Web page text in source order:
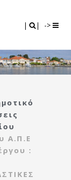
| | ->
Α.Π.Ε
: